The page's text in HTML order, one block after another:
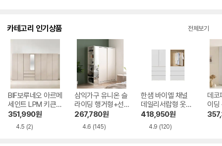
카테고리 인기상품 전체보기
BIF보루네오 아르메
세인트 LPM 키큰장
터치 옷장세트 320
351,990원
4.5 (2)
삼익가구 유니온 슬
라이딩 행거형+선
반형 A세트 옷장 15
267,780원
4.6 (145)
한샘 바이엘 채널
데일리서랍형 옷장
1000
418,950원
4.9 (120)
데코
이딩